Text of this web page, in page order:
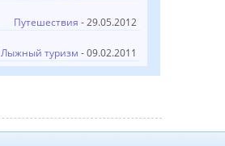
Путешествия - 29.05.2012
Лыжный туризм - 09.02.2011